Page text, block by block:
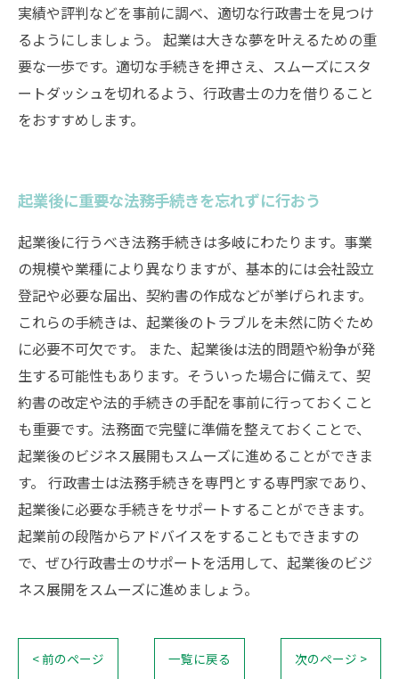
実績や評判などを事前に調べ、適切な行政書士を見つけ
るようにしましょう。 起業は大きな夢を叶えるための重
要な一歩です。適切な手続きを押さえ、スムーズにスタ
ートダッシュを切れるよう、行政書士の力を借りること
をおすすめします。
起業後に重要な法務手続きを忘れずに行おう
起業後に行うべき法務手続きは多岐にわたります。事業
の規模や業種により異なりますが、基本的には会社設立
登記や必要な届出、契約書の作成などが挙げられます。
これらの手続きは、起業後のトラブルを未然に防ぐため
に必要不可欠です。 また、起業後は法的問題や紛争が発
生する可能性もあります。そういった場合に備えて、契
約書の改定や法的手続きの手配を事前に行っておくこと
も重要です。法務面で完璧に準備を整えておくことで、
起業後のビジネス展開もスムーズに進めることができま
す。 行政書士は法務手続きを専門とする専門家であり、
起業後に必要な手続きをサポートすることができます。
起業前の段階からアドバイスをすることもできますの
で、ぜひ行政書士のサポートを活用して、起業後のビジ
ネス展開をスムーズに進めましょう。
< 前のページ 一覧に戻る 次のページ >